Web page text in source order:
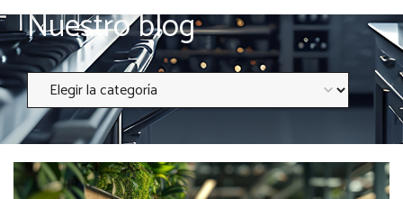
Nuestro blog